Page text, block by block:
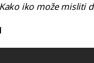
iko može misliti